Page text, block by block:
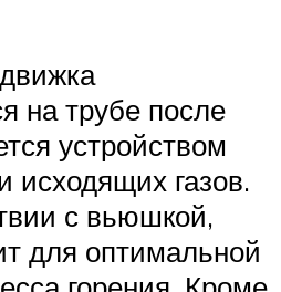
на трубе после
устройством
исходящих газов.
с вьюшкой,
для оптимальной